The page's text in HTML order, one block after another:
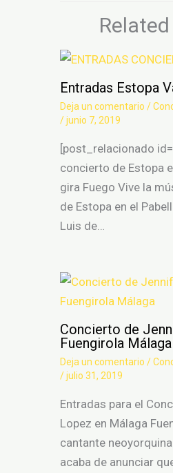
Entradas Estopa
Deja un comentario /
/junio 7, 2019
[post_relacionado
concierto de Estopa
gira Fuego Vive la
de Estopa en el
Luis de…
Concierto de
Fuengirola Málaga
Deja un comentario /
/julio 31, 2019
Entradas para el
Lopez en Málaga
cantante
acaba de anunciar